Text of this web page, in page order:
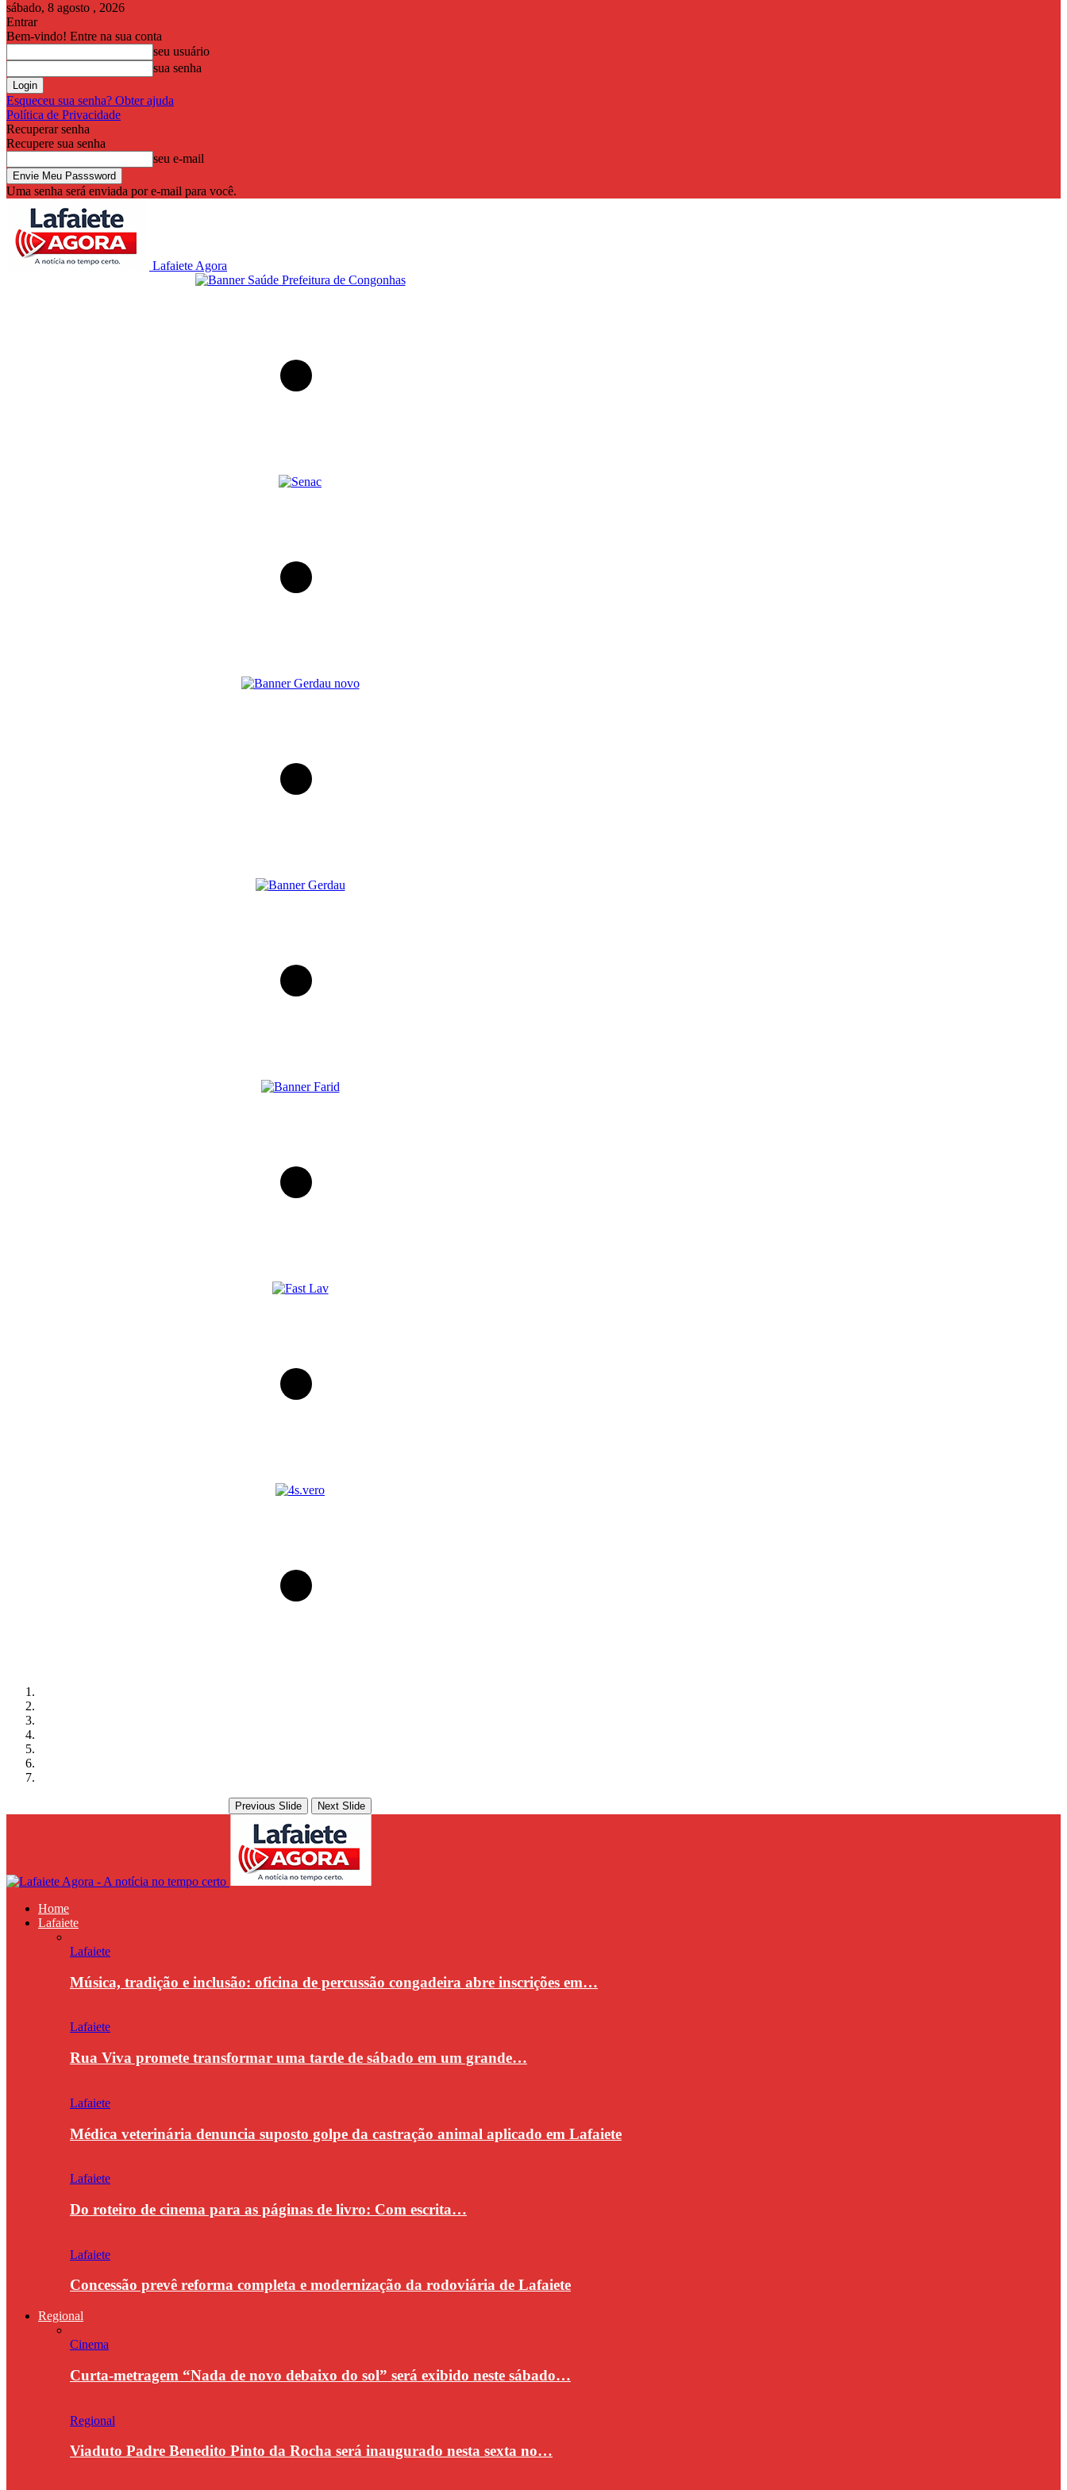
sábado, 8 agosto , 2026
Entrar
Bem-vindo! Entre na sua conta
seu usuário
sua senha
Esqueceu sua senha? Obter ajuda
Política de Privacidade
Recuperar senha
Recupere sua senha
seu e-mail
Uma senha será enviada por e-mail para você.
Lafaiete Agora
Previous Slide Next Slide
Home
Lafaiete
Lafaiete
Música, tradição e inclusão: oficina de percussão congadeira abre inscrições em…
Lafaiete
Rua Viva promete transformar uma tarde de sábado em um grande…
Lafaiete
Médica veterinária denuncia suposto golpe da castração animal aplicado em Lafaiete
Lafaiete
Do roteiro de cinema para as páginas de livro: Com escrita…
Lafaiete
Concessão prevê reforma completa e modernização da rodoviária de Lafaiete
Regional
Cinema
Curta-metragem “Nada de novo debaixo do sol” será exibido neste sábado…
Regional
Viaduto Padre Benedito Pinto da Rocha será inaugurado nesta sexta no…